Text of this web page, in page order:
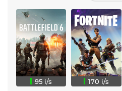
95 i/s 170 i/s